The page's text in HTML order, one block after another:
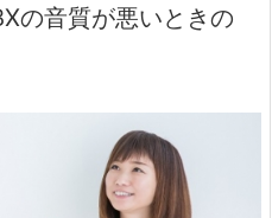
の音質が悪いときの